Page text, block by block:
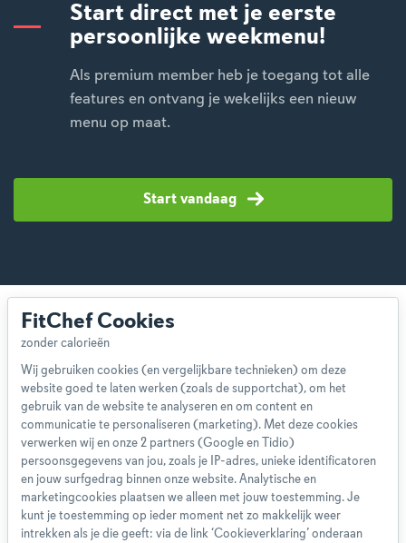
Start direct met je eerste
persoonlijke weekmenu!
Als premium member heb je toegang tot alle
features en ontvang je wekelijks een nieuw
menu op maat.
Start vandaag
Over ons
Team
App
Blog
Disclaimer
Gebruikersvoorwaarden
Methodologie
FitChef Cookies
Wij gebruiken cookies (en vergelijkbare technieken) om deze
website goed te laten werken (zoals de supportchat), om het
gebruik van de website te analyseren en om content en
communicatie te personaliseren (marketing). Met deze cookies
verwerken wij en onze 2 partners (Google en Tidio)
persoonsgegevens van jou, zoals je IP-adres, unieke identificatoren
en jouw surfgedrag binnen onze website. Analytische en
marketingcookies plaatsen we alleen met jouw toestemming. Je
kunt je toestemming op ieder moment net zo makkelijk weer
intrekken als je die geeft: via de link ‘Cookieverklaring’ onderaan